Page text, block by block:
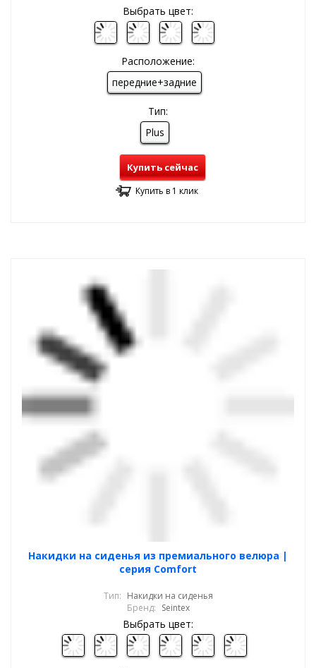
Выбрать цвет:
Расположение:
передние+задние
Тип:
Plus
Купить сейчас
Купить в 1 клик
Накидки на сиденья из премиального велюра |
серия Comfort
Тип: Накидки на сиденья
Бренд: Seintex
Выбрать цвет: